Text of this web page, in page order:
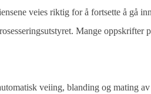
veies riktig for å fortsette å gå
Mange oppskrifter
veiing, blanding og mating av